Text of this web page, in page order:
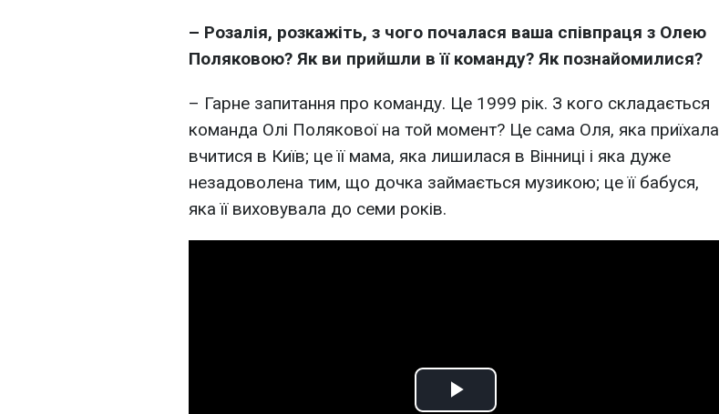
– Розалія, розкажіть, з чого почалася ваша співпраця з Олею
Поляковою? Як ви прийшли в її команду? Як познайомилися?
– Гарне запитання про команду. Це 1999 рік. З кого складається
команда Олі Полякової на той момент? Це сама Оля, яка приїхала
вчитися в Київ; це її мама, яка лишилася в Вінниці і яка дуже
незадоволена тим, що дочка займається музикою; це її бабуся,
яка її виховувала до семи років.